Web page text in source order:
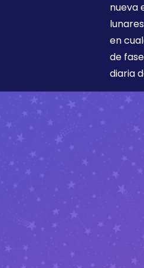
nueva
en
de
diaria